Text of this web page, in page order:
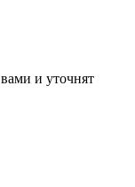
и уточнят